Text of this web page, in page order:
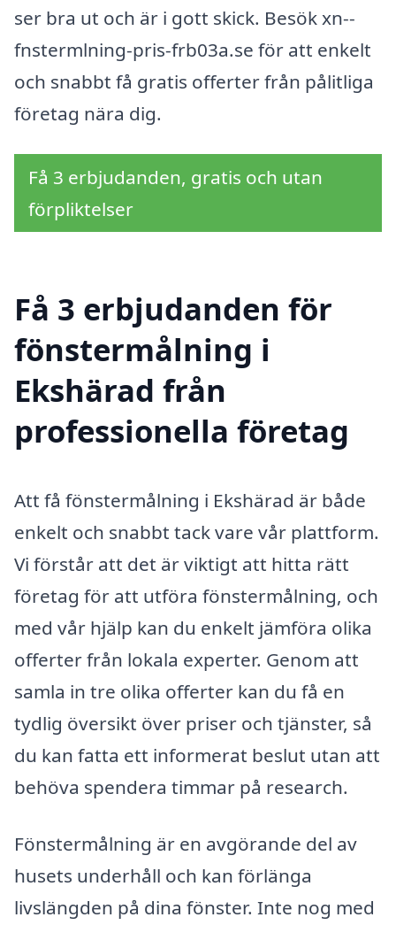
ser bra ut och är i gott skick. Besök xn--
fnstermlning-pris-frb03a.se för att enkelt
och snabbt få gratis offerter från pålitliga
företag nära dig.
Få 3 erbjudanden, gratis och utan
förpliktelser
Få 3 erbjudanden för
fönstermålning i
Ekshärad från
professionella företag
Att få fönstermålning i Ekshärad är både
enkelt och snabbt tack vare vår plattform.
Vi förstår att det är viktigt att hitta rätt
företag för att utföra fönstermålning, och
med vår hjälp kan du enkelt jämföra olika
offerter från lokala experter. Genom att
samla in tre olika offerter kan du få en
tydlig översikt över priser och tjänster, så
du kan fatta ett informerat beslut utan att
behöva spendera timmar på research.
Fönstermålning är en avgörande del av
husets underhåll och kan förlänga
livslängden på dina fönster. Inte nog med